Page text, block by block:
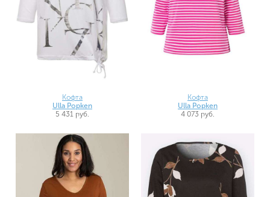
Кофта
Ulla Popken
5 431 руб.
Кофта
Ulla Popken
4 073 руб.